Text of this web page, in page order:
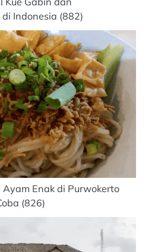
Indonesia (882)
Ayam Enak di Purwokerto
(826)